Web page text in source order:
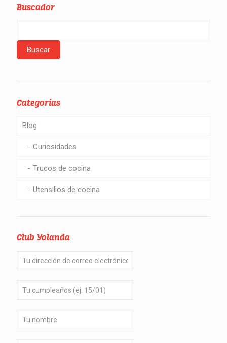
Buscador
Categorías
Blog
Curiosidades
Trucos de cocina
Utensilios de cocina
Club Yolanda